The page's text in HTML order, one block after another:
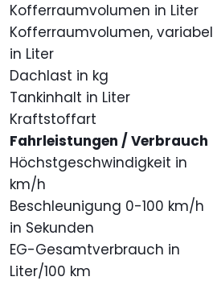
Kofferraumvolumen in Liter
Kofferraumvolumen, variabel
in Liter
Dachlast in kg
Tankinhalt in Liter
Kraftstoffart
Fahrleistungen / Verbrauch
Höchstgeschwindigkeit in
km/h
Beschleunigung 0-100 km/h
in Sekunden
EG-Gesamtverbrauch in
Liter/100 km